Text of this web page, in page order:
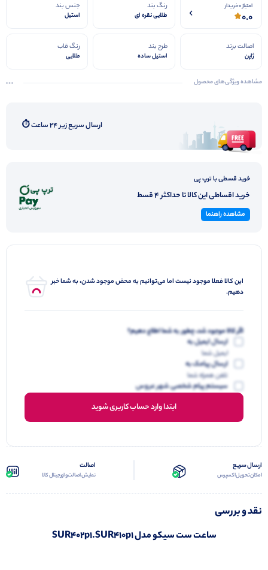
امتیاز 0 خریدار
0.0
رنگ بند
طلایی نقره ای
جنس بند
استیل
اصالت برند
ژاپن
طرح بند
استیل ساده
رنگ قاب
طلایی
مشاهده ویژگی‌های محصول
ارسال سریع زیر ۲۴ ساعت ⏱️
خرید قسطی با ترپ پی
خرید اقساطی این کالا تا حداکثر 4 قسط
مشاهده راهنما
این کالا فعلا موجود نیست اما می‌توانیم به محض موجود شدن، به شما خبر
دهیم.
اگر کالا موجود شد، چطور به شما اطلاع دهیم؟
ارسال ایمیل به
ایمیل شما
ارسال پیامک به
تلفن همراه شما
سیستم پیام شخصی شهر عروس
ابتدا وارد حساب کاربری شوید
ارسال سریع
امکان تحویل اکسپرس
اصالت
نمایش اصالت و اورجینال کالا
نقد و بررسی
ساعت ست سیکو مدل SUR402p1.SUR410p1